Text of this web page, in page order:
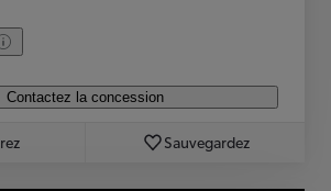
Contactez la concession
Sauvegardez